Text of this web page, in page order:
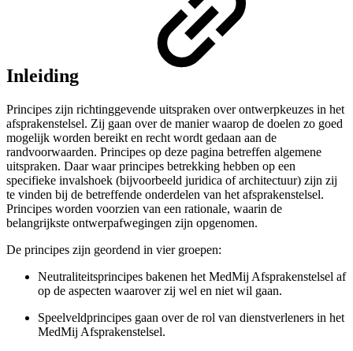
Inleiding
Principes zijn richtinggevende uitspraken over ontwerpkeuzes in het
afsprakenstelsel. Zij gaan over de manier waarop de doelen zo goed
mogelijk worden bereikt en recht wordt gedaan aan de
randvoorwaarden. Principes op deze pagina betreffen algemene
uitspraken. Daar waar principes betrekking hebben op een
specifieke invalshoek (bijvoorbeeld juridica of architectuur) zijn zij
te vinden bij de betreffende onderdelen van het afsprakenstelsel.
Principes worden voorzien van een rationale, waarin de
belangrijkste ontwerpafwegingen zijn opgenomen.
De principes zijn geordend in vier groepen:
Neutraliteitsprincipes bakenen het MedMij Afsprakenstelsel af
op de aspecten waarover zij wel en niet wil gaan.
Speelveldprincipes gaan over de rol van dienstverleners in het
MedMij Afsprakenstelsel.